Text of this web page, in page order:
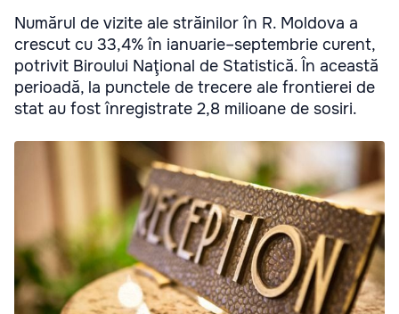
Numărul de vizite ale străinilor în R. Moldova a
crescut cu 33,4% în ianuarie–septembrie curent,
potrivit Biroului Naţional de Statistică. În această
perioadă, la punctele de trecere ale frontierei de
stat au fost înregistrate 2,8 milioane de sosiri.